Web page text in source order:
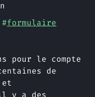
formulaire
pour le compte
de
il y a des